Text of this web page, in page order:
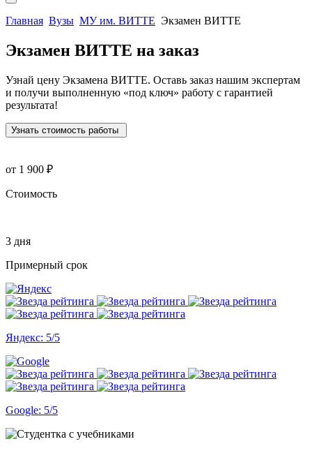
Главная Вузы МУ им. ВИТТЕ Экзамен ВИТТЕ
Экзамен ВИТТЕ на заказ
Узнай цену Экзамена ВИТТЕ. Оставь заказ нашим экспертам
и получи выполненную «под ключ» работу с гарантией
результата!
Узнать стоимость работы
от 1 900 ₽
Стоимость
3 дня
Примерный срок
Яндекс: 5/5
Google: 5/5